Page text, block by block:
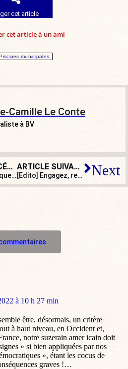
cet article
cet article à un ami
municipales
Camille Le Conte
à BV
ARTICLE PRÉCÉDENT
Voitures électriques : le fiasco ?
ARTICLE SUIVANT
[Edito] Engagez, rengagez-vous ! C’est (encore) la guerre ! Next
à 10 h 27 min
être, désormais, un critère
à haut niveau, en Occident et,
notre suzerain amer icain doit
» si bien appliquées par nos
», étant les cocus de
graves !…